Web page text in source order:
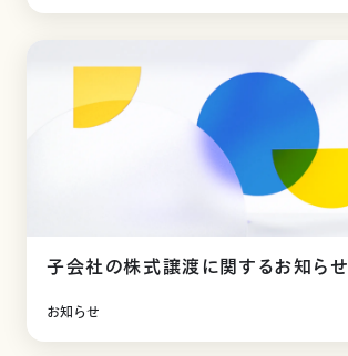
子会社の株式譲渡に関するお知らせ
お知らせ